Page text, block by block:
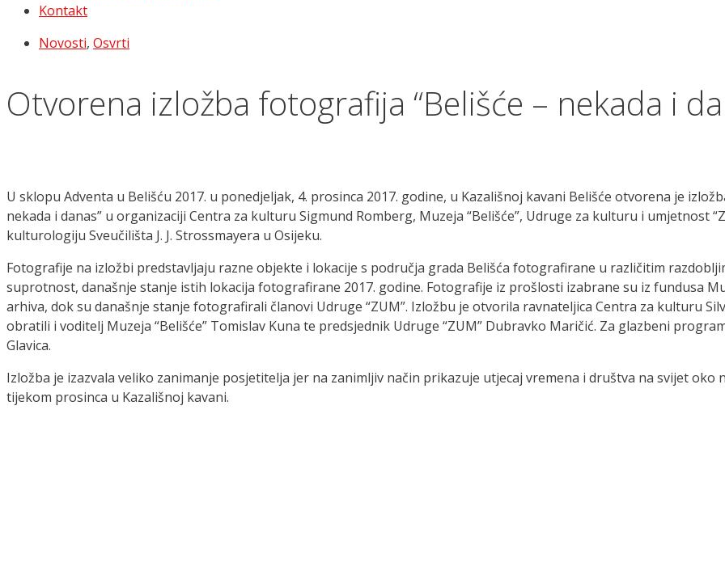
Kontakt
Novosti, Osvrti
Otvorena izložba fotografija “Belišće – nekada i
U sklopu Adventa u Belišću 2017. u ponedjeljak, 4. prosinca 2017. godine, u Kazališnoj kavani Belišće otvorena je
nekada i danas” u organizaciji Centra za kulturu Sigmund Romberg, Muzeja “Belišće”, Udruge za kulturu i umjetnost
kulturologiju Sveučilišta J. J. Strossmayera u Osijeku.
Fotografije na izložbi predstavljaju razne objekte i lokacije s područja grada Belišća fotografirane u različitim
suprotnost, današnje stanje istih lokacija fotografirane 2017. godine. Fotografije iz prošlosti izabrane su iz fundusa
arhiva, dok su današnje stanje fotografirali članovi Udruge “ZUM”. Izložbu je otvorila ravnateljica Centra za kulturu
obratili i voditelj Muzeja “Belišće” Tomislav Kuna te predsjednik Udruge “ZUM” Dubravko Maričić. Za glazbeni
Glavica.
Izložba je izazvala veliko zanimanje posjetitelja jer na zanimljiv način prikazuje utjecaj vremena i društva na svijet oko
tijekom prosinca u Kazališnoj kavani.